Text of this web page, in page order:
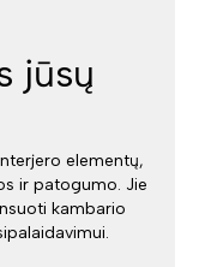
jūsų
elementų,
ir patogumo. Jie
kambario